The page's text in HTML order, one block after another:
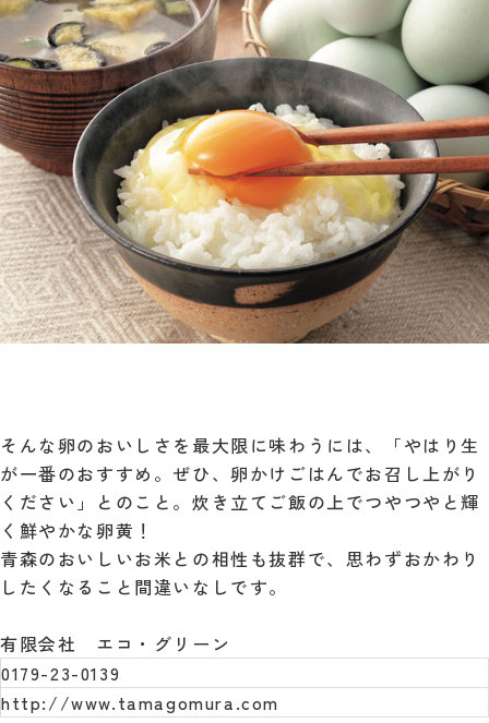
そんな卵のおいしさを最大限に味わうには、「やはり生
が一番のおすすめ。ぜひ、卵かけごはんでお召し上がり
ください」とのこと。炊き立てご飯の上でつやつやと輝
く鮮やかな卵黄！
青森のおいしいお米との相性も抜群で、思わずおかわり
したくなること間違いなしです。
有限会社 エコ・グリーン
0179-23-0139
http://www.tamagomura.com